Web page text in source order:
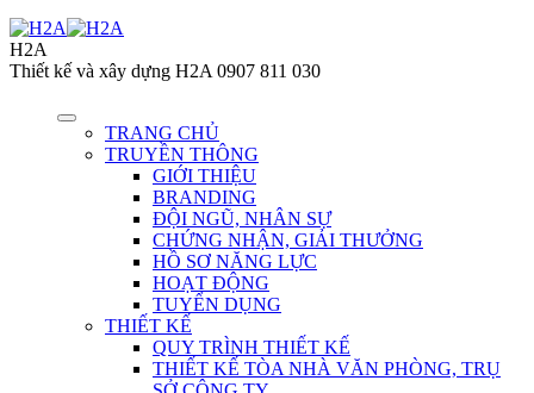
H2A
Thiết kế và xây dựng H2A 0907 811 030
TRANG CHỦ
TRUYỀN THÔNG
GIỚI THIỆU
BRANDING
ĐỘI NGŨ, NHÂN SỰ
CHỨNG NHẬN, GIẢI THƯỞNG
HỒ SƠ NĂNG LỰC
HOẠT ĐỘNG
TUYỂN DỤNG
THIẾT KẾ
QUY TRÌNH THIẾT KẾ
THIẾT KẾ TÒA NHÀ VĂN PHÒNG, TRỤ